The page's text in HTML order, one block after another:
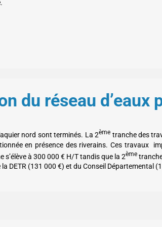
du réseau d’eaux
nord sont terminés. La 2ème tranche des
en présence des riverains. Ces travaux
s’élève à 300 000 € H/T tandis que la 2ème
DETR (131 000 €) et du Conseil Départemental